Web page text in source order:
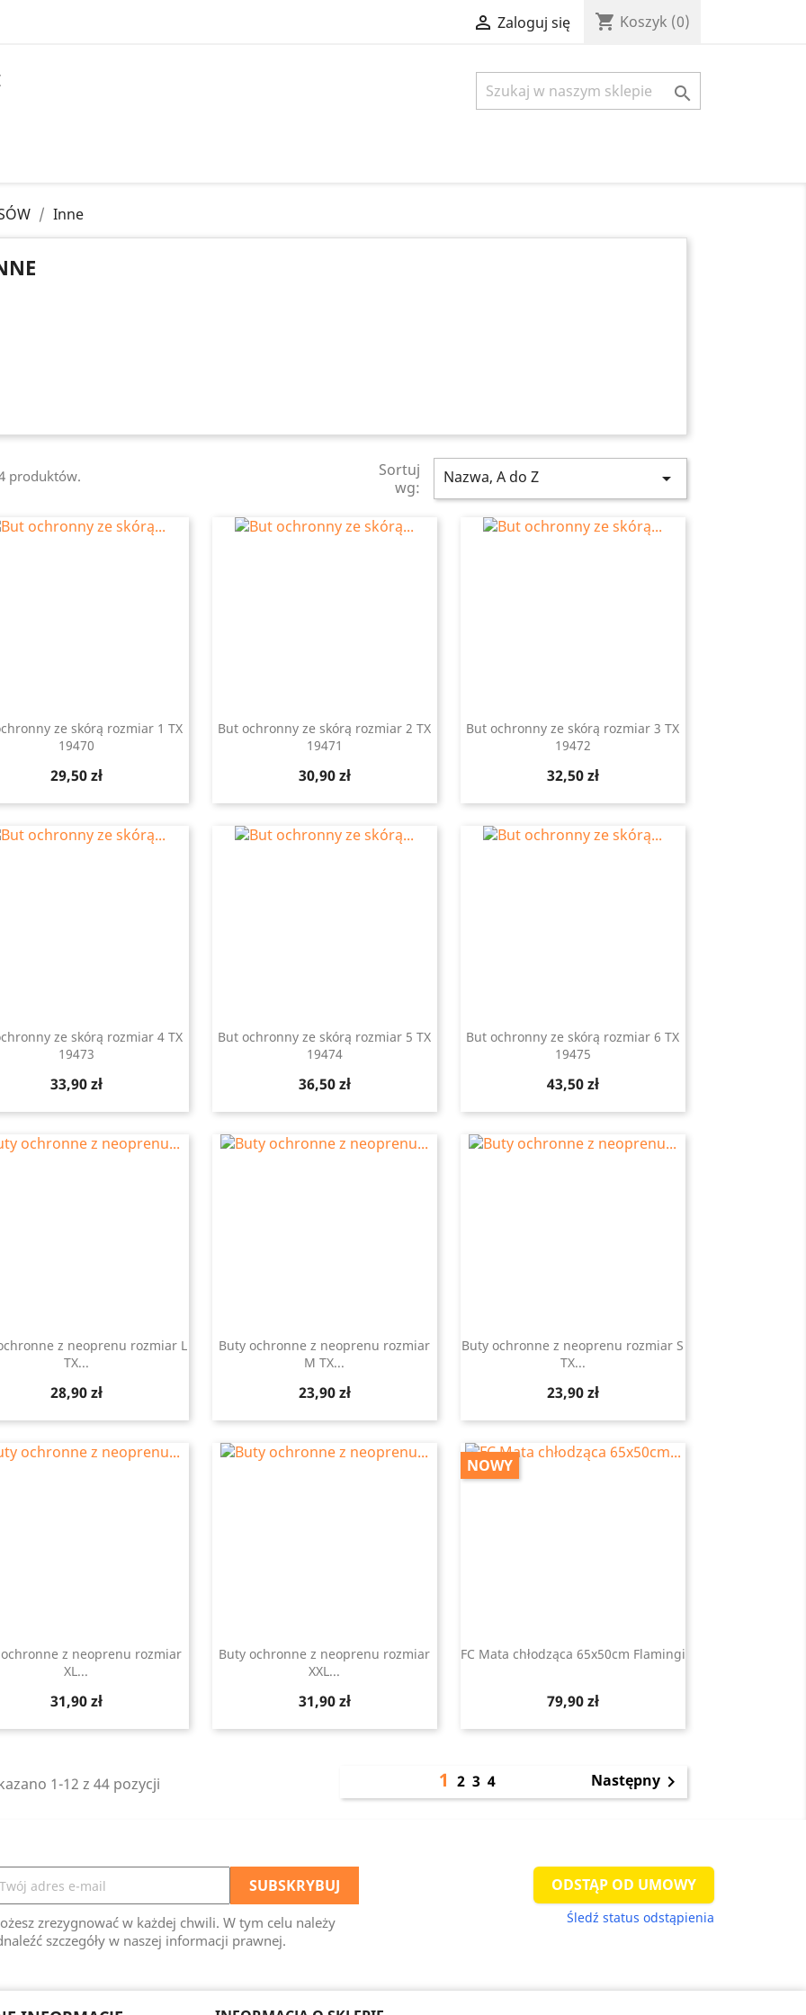
 Zaloguj się shopping_cart Koszyk (0)

Inne
produktów.
Sortuj
wg:
Nazwa, A do Z 
ze skórą rozmiar 1 TX
19470
Cena
29,50 zł
But ochronny ze skórą rozmiar 2 TX
19471
Cena
30,90 zł
But ochronny ze skórą rozmiar 3 TX
19472
Cena
32,50 zł
ze skórą rozmiar 4 TX
19473
Cena
33,90 zł
But ochronny ze skórą rozmiar 5 TX
19474
Cena
36,50 zł
But ochronny ze skórą rozmiar 6 TX
19475
Cena
43,50 zł
z neoprenu rozmiar L
TX...
Cena
28,90 zł
Buty ochronne z neoprenu rozmiar
M TX...
Cena
23,90 zł
Buty ochronne z neoprenu rozmiar S
TX...
Cena
23,90 zł
z neoprenu rozmiar
XL...
Cena
31,90 zł
Buty ochronne z neoprenu rozmiar
XXL...
Cena
31,90 zł
FC Mata chłodząca 65x50cm Flamingi
Cena
79,90 zł
NOWY
1-12 z 44 pozycji 1 2 3 4 Następny
zrezygnować w każdej chwili. W tym celu należy
szczegóły w naszej informacji prawnej.
ODSTĄP OD UMOWY
Śledź status odstąpienia